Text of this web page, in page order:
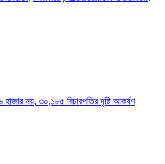
হাজার নয়, ৩০,১৮৫ বিচারপতির দৃষ্টি আকর্ষণ